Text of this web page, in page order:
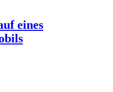
eines